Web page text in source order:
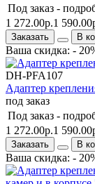
Под заказ -
1 272.00р.1
Заказать В
Ваша скидка: -
DH-PFA107
Адаптер
под заказ
Под заказ -
1 272.00р.1
Заказать В
Ваша скидка: -